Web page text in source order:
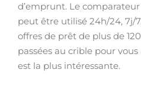
d’emprunt. Le
peut être utilisé 24h/24, 7j/
offres de prêt de plus de
passées au crible pour
est la plus intéressante.